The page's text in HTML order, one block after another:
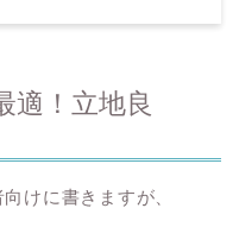
適！立地良
けに書きますが、